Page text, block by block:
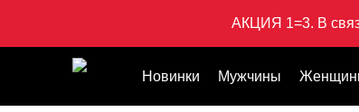
АКЦИЯ 1=3. В
Новинки Мужчины